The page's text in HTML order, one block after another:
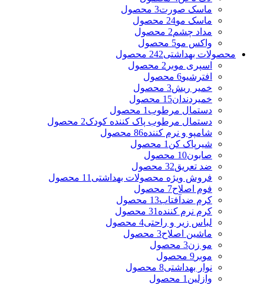
ماسک صورت3 محصول
ماسک مو24 محصول
مداد چشم2 محصول
واکس مو5 محصول
محصولات بهداشتی242 محصول
اسپری موبر 2 محصول
افترشیو6 محصول
خمیر ریش3 محصول
خمیردندان15 محصول
دستمال مرطوب 1 محصول
دستمال مرطوب پاک کننده کودک2 محصول
شامپو و نرم کننده86 محصول
شیرپاک کن 1 محصول
صابون10 محصول
ضد تعریق32 محصول
فروش ویژه محصولات بهداشتی 11 محصول
فوم اصلاح7 محصول
کرم ضدآفتاب13 محصول
کرم نرم کننده 31 محصول
لباس زیر و راحتی4 محصول
ماشین اصلاح3 محصول
مو زن3 محصول
موبر 9 محصول
نوار بهداشتی8 محصول
وازلین 1 محصول